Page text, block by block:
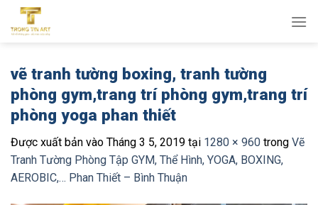
qua
vẽ tranh tường boxing, tranh tường
phòng gym,trang trí phòng gym,trang trí
phòng yoga phan thiết
Được xuất bản vào Tháng 3 5, 2019 tại 1280 × 960 trong Vẽ
Tranh Tường Phòng Tập GYM, Thể Hình, YOGA, BOXING,
AEROBIC,… Phan Thiết – Bình Thuận